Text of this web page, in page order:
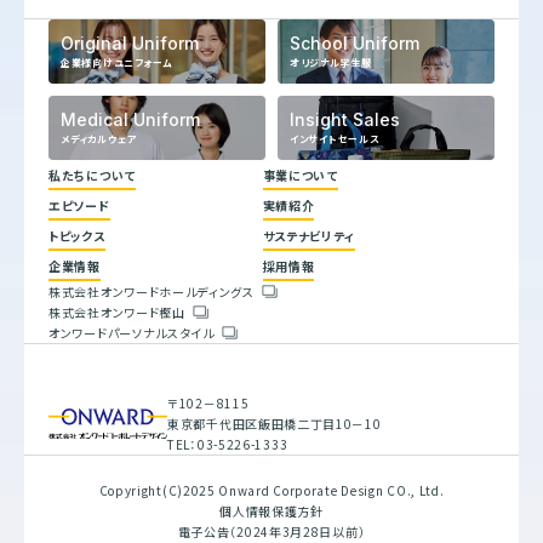
Original Uniform
企業様向けユニフォーム
School Uniform
オリジナル学生服
Medical Uniform
メディカルウェア
Insight Sales
インサイトセールス
〒102－8115
東京都千代田区飯田橋二丁目10－10
TEL：03-5226-1333
私たちについて
代表メッセージ
企業理念
ヒストリー
事業について
エピソード
実績紹介
トピックス
サステナビリティ
トップコミットメント
企業情報
会社概要
人権方針
調達指針
採用情報
株式会社オンワードホールディングス
株式会社オンワード樫山
オンワードパーソナルスタイル
Copyright(C)2025 Onward Corporate Design CO., Ltd.
個人情報保護方針
電子公告（2024年3月28日以前）